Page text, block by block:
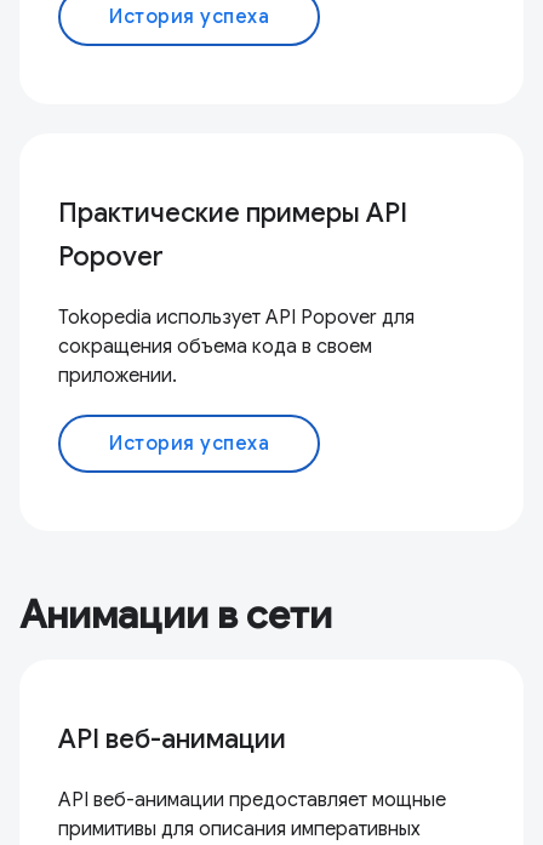
История успеха
Практические примеры API
Popover
Tokopedia использует API Popover для
сокращения объема кода в своем
приложении.
История успеха
Анимации в сети
API веб-анимации
API веб-анимации предоставляет мощные
примитивы для описания императивных